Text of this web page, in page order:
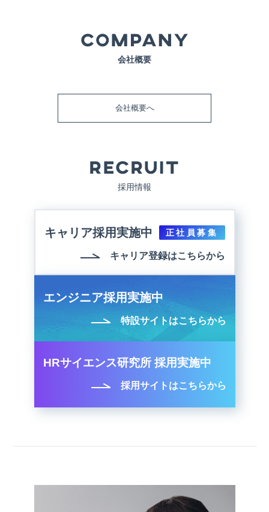
会社概要
会社概要へ
採用情報
キャリア採用実施中 正社員募集
キャリア登録はこちらから
エンジニア採用実施中
特設サイトはこちらから
HRサイエンス研究所 採用実施中
採用サイトはこちらから